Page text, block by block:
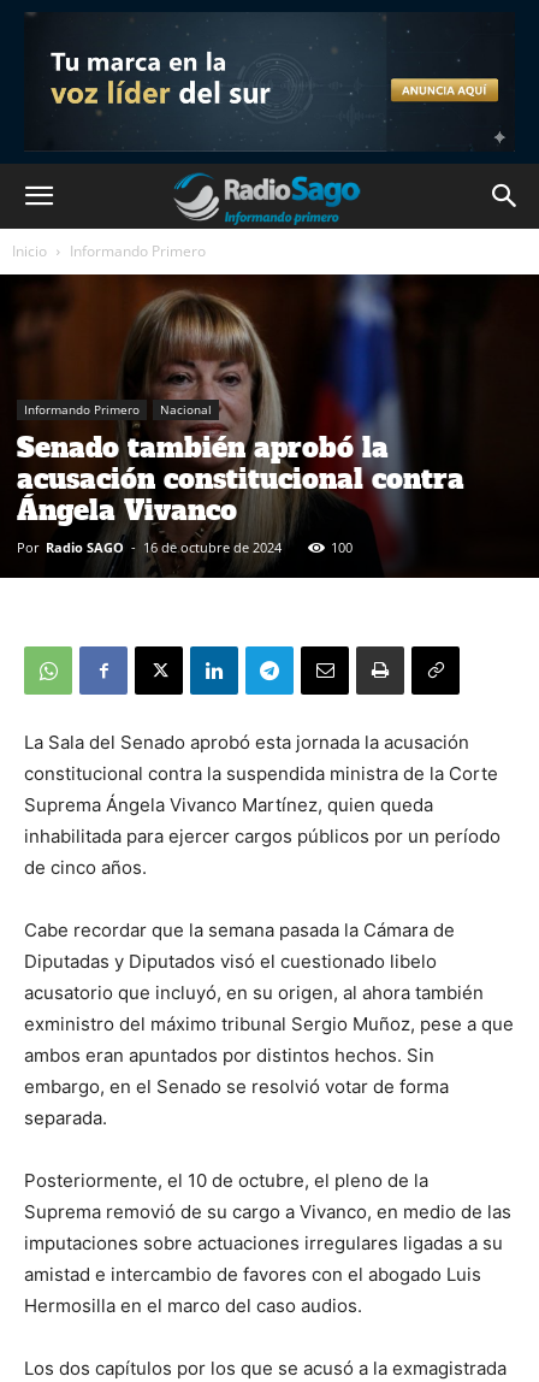
Inicio Informando Primero
Informando Primero Nacional
Senado también aprobó la
acusación constitucional contra
Ángela Vivanco
Por Radio SAGO - 16 de octubre de 2024 100
La Sala del Senado aprobó esta jornada la acusación
constitucional contra la suspendida ministra de la Corte
Suprema Ángela Vivanco Martínez, quien queda
inhabilitada para ejercer cargos públicos por un período
de cinco años.
Cabe recordar que la semana pasada la Cámara de
Diputadas y Diputados visó el cuestionado libelo
acusatorio que incluyó, en su origen, al ahora también
exministro del máximo tribunal Sergio Muñoz, pese a que
ambos eran apuntados por distintos hechos. Sin
embargo, en el Senado se resolvió votar de forma
separada.
Posteriormente, el 10 de octubre, el pleno de la
Suprema removió de su cargo a Vivanco, en medio de las
imputaciones sobre actuaciones irregulares ligadas a su
amistad e intercambio de favores con el abogado Luis
Hermosilla en el marco del caso audios.
Los dos capítulos por los que se acusó a la exmagistrada